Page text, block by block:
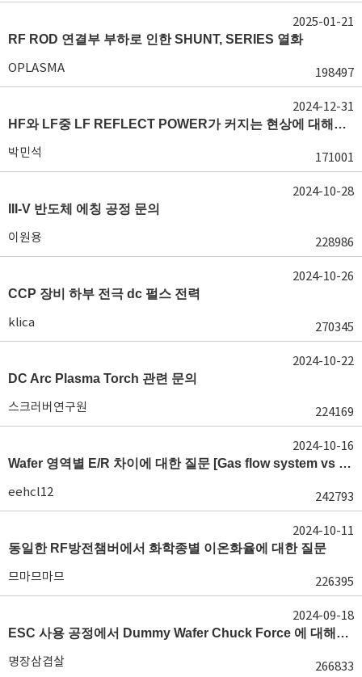
RF ROD 연결부 부하로 인한 SHUNT, SERIES 열화
OPLASMA 198497
2025-01-21
HF와 LF중 LF REFLECT POWER가 커지는 현상에 대해서 도움이 필요합니다.
박민석 171001
2024-12-31
III-V 반도체 에칭 공정 문의
이원용 228986
2024-10-28
CCP 장비 하부 전극 dc 펄스 전력
klica 270345
2024-10-26
DC Arc Plasma Torch 관련 문의
스크러버연구원 224169
2024-10-22
Wafer 영역별 E/R 차이에 대한 질문 [Gas flow system vs E/R]
eehcl12 242793
2024-10-16
동일한 RF방전챔버에서 화학종별 이온화율에 대한 질문
므마므마므 226395
2024-10-11
ESC 사용 공정에서 Dummy Wafer Chuck Force 에 대해서 궁급합니다
명장삼겹살 266833
2024-09-18